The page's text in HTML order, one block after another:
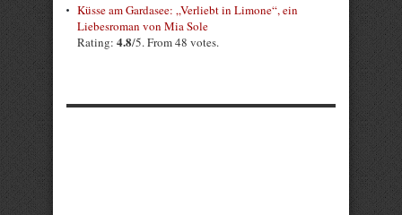
Küsse am Gardasee: „Verliebt in Limone“, ein
Liebesroman von Mia Sole
Rating: 4.8/5. From 48 votes.